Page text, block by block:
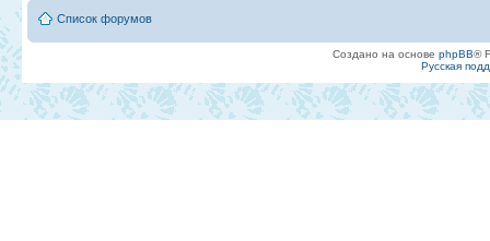
Список форумов
Создано на основе phpBB®
Русская